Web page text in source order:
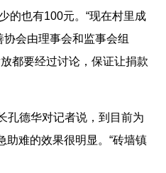
的也有100元。“现在村里成
会由理事会和监事会组
都要经过讨论，保证让捐款
德华对记者说，到目前为
助难的效果很明显。“砖墙镇